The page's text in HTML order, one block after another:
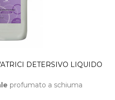
DETERSIVO LIQUIDO
profumato a schiuma